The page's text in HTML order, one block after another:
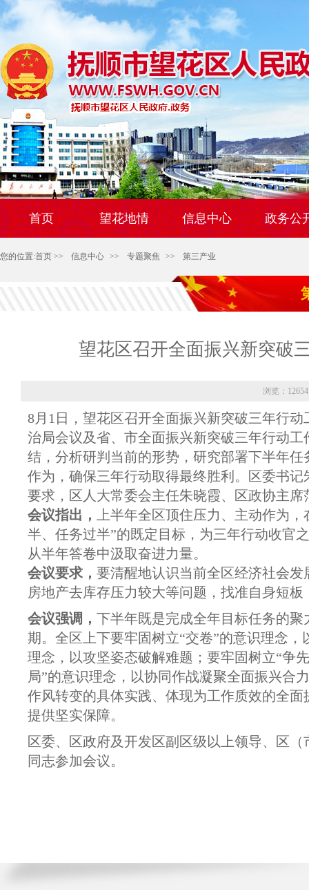
首页 望花地情 信息中心 政务公
您的位置:首页 >> 信息中心 >> 专题聚焦 >> 第三产业
望花区召开全面振兴新突破
浏览：
8月1日，望花区召开全面振兴新突破三年行
治局会议及省、市全面振兴新突破三年行动
结，分析研判当前的形势，研究部署下半年
作为，确保三年行动取得最终胜利。区委书
要求，区人大常委会主任朱晓霞、区政协主席
会议指出，
上半年全区顶住压力、主动作为
半、任务过半”的既定目标，为三年行动收官
从半年答卷中汲取奋进力量。
会议要求， 要清醒地认识当前全区经济社会
房地产去库存压力较大等问题，找准自身短
会议强调， 下半年既是完成全年目标任务的
期。全区上下要牢固树立“交卷”的意识理念
理念，以攻坚姿态破解难题；要牢固树立“争
局”的意识理念，以协同作战凝聚全面振兴合
作风转变的具体实践、体现为工作质效的全
提供坚实保障。
区委、区政府及开发区副区级以上领导、区
同志参加会议。